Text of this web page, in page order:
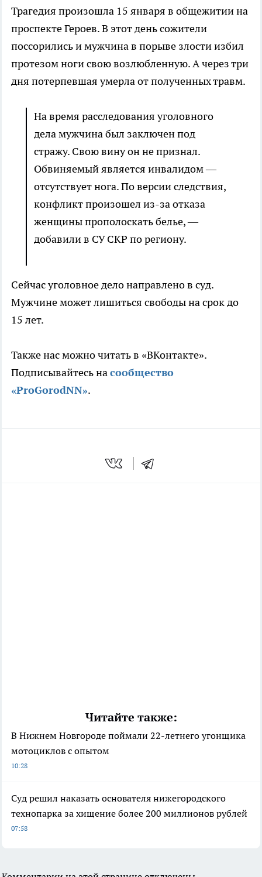
Трагедия произошла 15 января в общежитии на
проспекте Героев. В этот день сожители
поссорились и мужчина в порыве злости избил
протезом ноги свою возлюбленную. А через три
дня потерпевшая умерла от полученных травм.
На время расследования уголовного
дела мужчина был заключен под
стражу. Свою вину он не признал.
Обвиняемый является инвалидом —
отсутствует нога. По версии следствия,
конфликт произошел из-за отказа
женщины прополоскать белье, —
добавили в СУ СКР по региону.
Сейчас уголовное дело направлено в суд.
Мужчине может лишиться свободы на срок до
15 лет.
Также нас можно читать в «ВКонтакте».
Подписывайтесь насообщество
«ProGorodNN».
Читайте также:
В Нижнем Новгороде поймали 22-летнего угонщика
мотоциклов с опытом
10:28
Суд решил наказать основателя нижегородского
технопарка за хищение более 200 миллионов рублей
07:58